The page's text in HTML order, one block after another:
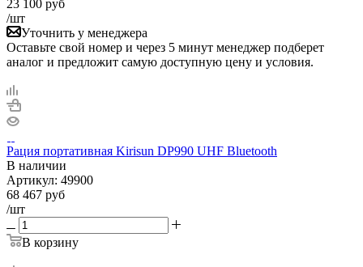
23 100 руб
/шт
Уточнить у менеджера
Оставьте свой номер и через 5 минут менеджер подберет
аналог и предложит самую доступную цену и условия.
Рация портативная Kirisun DP990 UHF Bluetooth
В наличии
Артикул: 49900
68 467 руб
/шт
В корзину